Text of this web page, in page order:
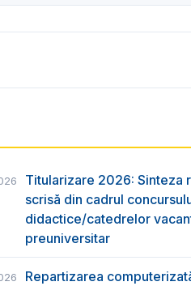
Titularizare 2026: Sinteza
scrisă din cadrul
didactice/catedrelor
preuniversitar
Repartizarea